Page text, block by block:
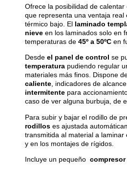
Ofrece la posibilidad de
que representa una ventaja
térmico bajo. El laminado
nieveen los laminados solo en
temperaturas de 45º a 50ºC en
Desde el panel de control se
temperaturapudiendo regular
materiales más finos. Dispone
caliente, indicadores de
intermitentepara
caso de ver alguna burbuja, de
Para subir y bajar el rodillo de
rodilloses ajustada
transmitida al material a
y en los montajes de rígidos.
Incluye un pequeño compresor